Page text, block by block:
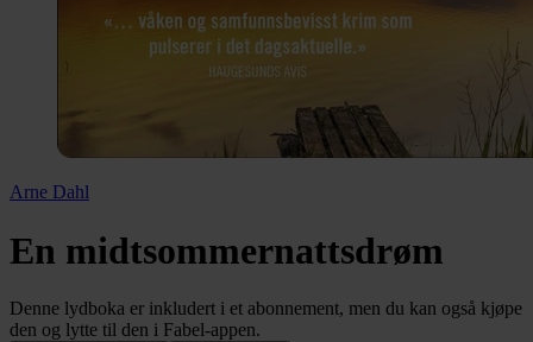
Arne Dahl
En midtsommernattsdrøm
Denne lydboka er inkludert i et abonnement, men du kan også kjøpe
den og lytte til den i Fabel-appen.